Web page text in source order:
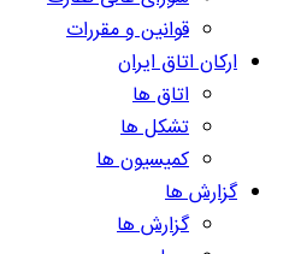
قوانین و مقررات
ارکان اتاق ایران
اتاق ها
تشکل ها
کمیسیون ها
گزارش ها
گزارش ها